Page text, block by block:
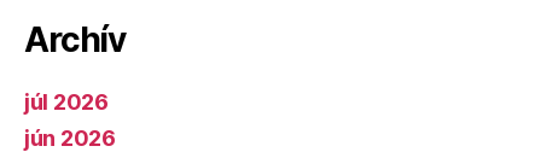
Archív
júl 2026
jún 2026